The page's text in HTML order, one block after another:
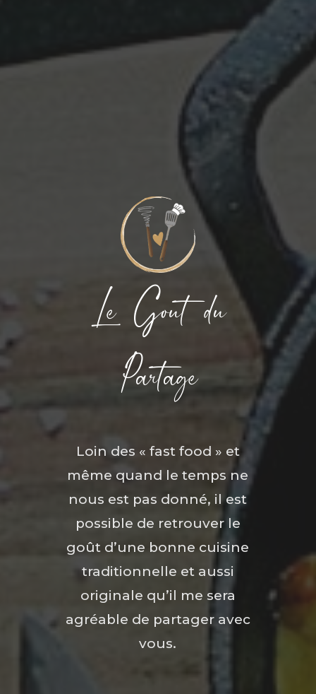
Le Gout du
Partage
Loin des « fast food » et
même quand le temps ne
nous est pas donné, il est
possible de retrouver le
goût d’une bonne cuisine
traditionnelle et aussi
originale qu’il me sera
agréable de partager avec
vous.